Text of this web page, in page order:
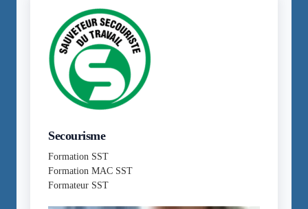
Secourisme
Formation SST
Formation MAC SST
Formateur SST